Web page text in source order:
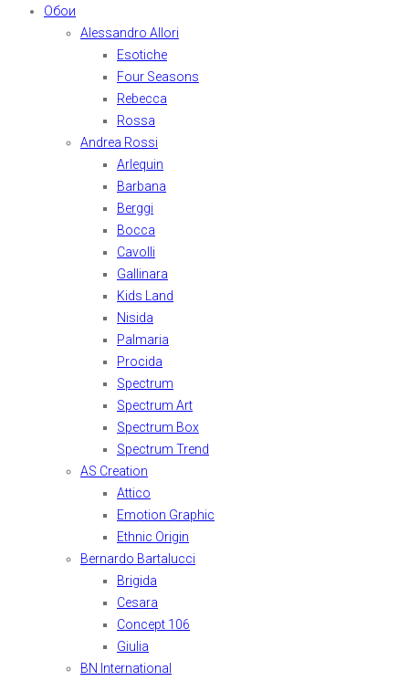
Обои
Alessandro Allori
Esotiche
Four Seasons
Rebecca
Rossa
Andrea Rossi
Arlequin
Barbana
Berggi
Bocca
Cavolli
Gallinara
Kids Land
Nisida
Palmaria
Procida
Spectrum
Spectrum Art
Spectrum Box
Spectrum Trend
AS Creation
Attico
Emotion Graphic
Ethnic Origin
Bernardo Bartalucci
Brigida
Cesara
Concept 106
Giulia
BN International